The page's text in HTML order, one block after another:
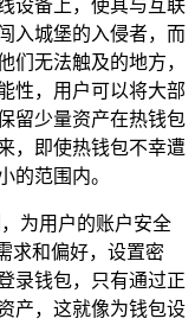
设备上，使其与互联
入城堡的入侵者，而
们无法触及的地方，
性，用户可以将大部
留少量资产在热钱包
，即使热钱包不幸遭
的范围内。
为用户的账户安全
求和偏好，设置密
录钱包，只有通过正
产，这就像为钱包设